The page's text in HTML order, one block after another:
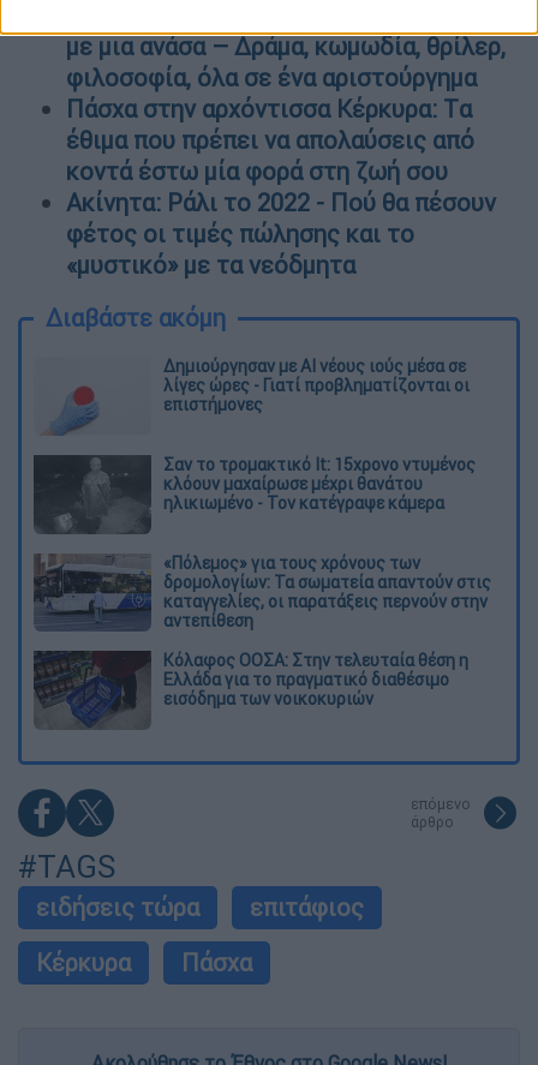
με μια ανάσα – Δράμα, κωμωδία, θρίλερ,
φιλοσοφία, όλα σε ένα αριστούργημα
Πάσχα στην αρχόντισσα Κέρκυρα: Tα
έθιμα που πρέπει να απολαύσεις από
κοντά έστω μία φορά στη ζωή σου
Ακίνητα: Ράλι το 2022 - Πού θα πέσουν
φέτος οι τιμές πώλησης και το
«μυστικό» με τα νεόδμητα
Διαβάστε ακόμη
Δημιούργησαν με AI νέους ιούς μέσα σε
λίγες ώρες - Γιατί προβληματίζονται οι
επιστήμονες
Σαν το τρομακτικό It: 15χρονο ντυμένος
κλόουν μαχαίρωσε μέχρι θανάτου
ηλικιωμένο - Τον κατέγραψε κάμερα
«Πόλεμος» για τους χρόνους των
δρομολογίων: Τα σωματεία απαντούν στις
καταγγελίες, οι παρατάξεις περνούν στην
αντεπίθεση
Κόλαφος ΟΟΣΑ: Στην τελευταία θέση η
Ελλάδα για το πραγματικό διαθέσιμο
εισόδημα των νοικοκυριών
επόμενο
άρθρο
#TAGS
ειδήσεις τώρα
επιτάφιος
Κέρκυρα
Πάσχα